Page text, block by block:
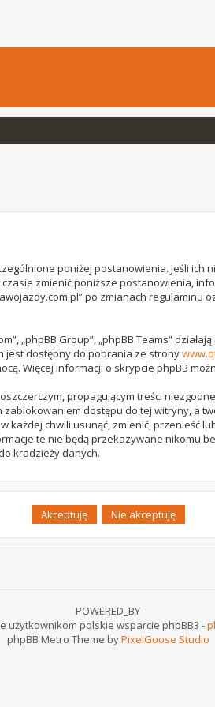
poniżej postanowienia. Jeśli ich
zmienić poniższe postanowienia,
po zmianach regulaminu
„phpBB Group”, „phpBB Teams”
jest dostępny do pobrania ze strony
Więcej informacji o skrypcie phpBB
propagującym treści
dostępu do tej witryny, a
każdej chwili usunąć, zmienić, przenieść
te nie będą przekazywane nikomu
kradzieży danych.
POWERED_BY
użytkownikom polskie wsparcie phpBB3 -
phpBB Metro Theme byPixelGoose Studio